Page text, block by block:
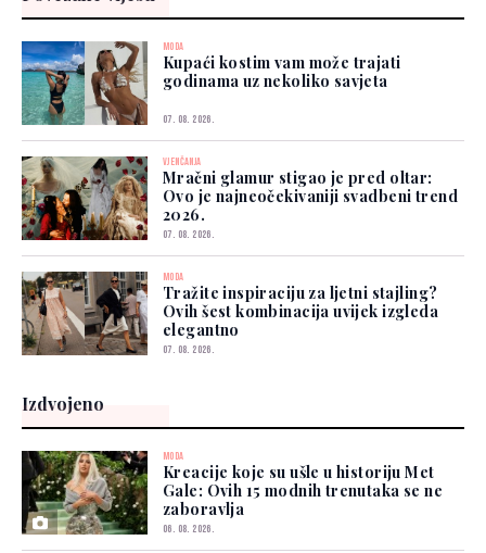
MODA
Kupaći kostim vam može trajati
godinama uz nekoliko savjeta
07. 08. 2026.
VJENČANJA
Mračni glamur stigao je pred oltar:
Ovo je najneočekivaniji svadbeni trend
2026.
07. 08. 2026.
MODA
Tražite inspiraciju za ljetni stajling?
Ovih šest kombinacija uvijek izgleda
elegantno
07. 08. 2026.
Izdvojeno
MODA
Kreacije koje su ušle u historiju Met
Gale: Ovih 15 modnih trenutaka se ne
zaboravlja
06. 08. 2026.